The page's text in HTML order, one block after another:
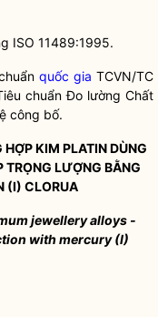
ISO 11489:1995.
quốc gia TCVN/TC
chuẩn Đo lường Chất
công bố.
KIM PLATIN DÙNG
LƯỢNG BẰNG
(I) CLORUA
jewellery alloys -
with mercury (I)